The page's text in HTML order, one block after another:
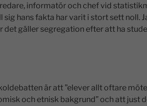
informatör och chef vid
sig hans fakta har varit i stort sett noll.
det gäller segregation efter att ha
är att ”elever allt oftare
och etnisk bakgrund” och att just